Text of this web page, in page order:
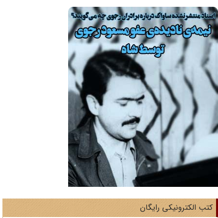
الکترونیکی رایگان